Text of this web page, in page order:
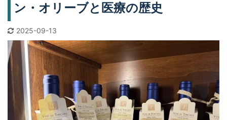
ン・オリーブと医療の歴史
2025-09-13